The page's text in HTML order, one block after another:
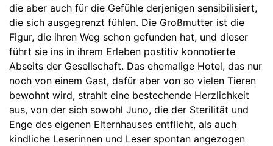
die aber auch für die Gefühle derjenigen sensibilisiert,
die sich ausgegrenzt fühlen. Die Großmutter ist die
Figur, die ihren Weg schon gefunden hat, und dieser
führt sie ins in ihrem Erleben postitiv konnotierte
Abseits der Gesellschaft. Das ehemalige Hotel, das nur
noch von einem Gast, dafür aber von so vielen Tieren
bewohnt wird, strahlt eine bestechende Herzlichkeit
aus, von der sich sowohl Juno, die der Sterilität und
Enge des eigenen Elternhauses entflieht, als auch
kindliche Leserinnen und Leser spontan angezogen